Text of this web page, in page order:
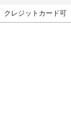
クレジットカード可